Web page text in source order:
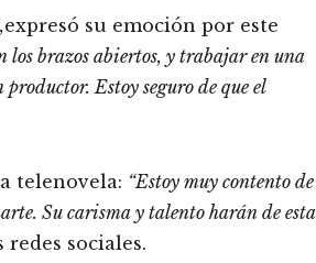
expresó su emoción por este
los brazos abiertos, y trabajar en una
Estoy seguro de que el
telenovela: “Estoy muy contento de
Su carisma y talento harán de esta
redes sociales.